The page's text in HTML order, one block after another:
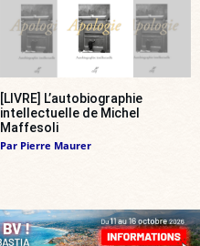
[LIVRE] L’autobiographie
intellectuelle de Michel
Maffesoli
Par Pierre Maurer